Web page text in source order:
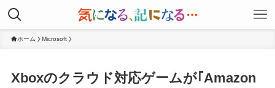
ホーム Microsoft
Xboxのクラウド対応ゲームが｢Amazon